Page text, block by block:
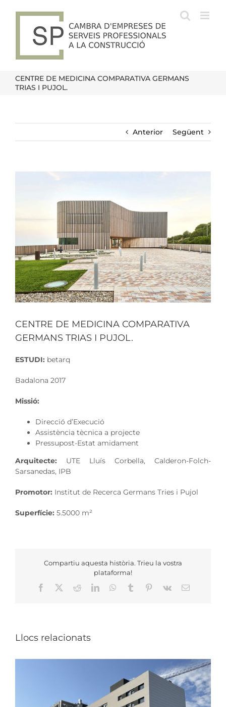
CENTRE DE MEDICINA COMPARATIVA GERMANS
TRIAS I PUJOL.
Anterior Següent
CENTRE DE MEDICINA COMPARATIVA
GERMANS TRIAS I PUJOL.
ESTUDI: betarq
Badalona 2017
Missió:
Direcció d’Execució
Assistència tècnica a projecte
Pressupost-Estat amidament
Arquitecte: UTE Lluís Corbella, Calderon-Folch-
Sarsanedas, IPB
Promotor: Institut de Recerca Germans Tries i Pujol
Superfície: 5.5000 m²
Compartiu aquesta història. Trieu la vostra
plataforma!
Facebook
RedditLinkedInWhatsApp
Tumblr Pinterest
Vk Email:
Llocs relacionats